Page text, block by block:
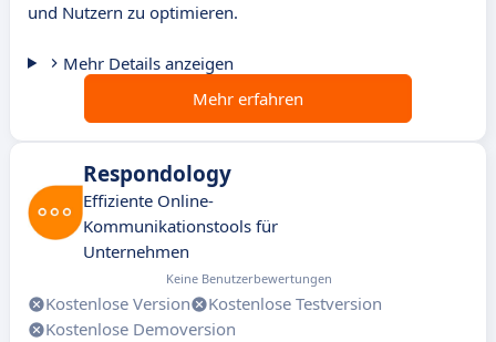
und Nutzern zu optimieren.
Mehr Details anzeigen
Mehr erfahren
Respondology
Effiziente Online-
Kommunikationstools für
Unternehmen
Keine Benutzerbewertungen
Kostenlose Version
Kostenlose Testversion
Kostenlose Demoversion